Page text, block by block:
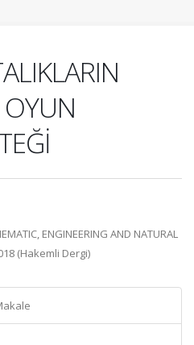
ENGINEERING AND NATURAL
(Hakemli Dergi)